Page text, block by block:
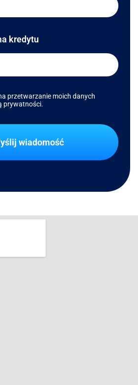
kredytu
przetwarzanie moich danych
prywatności.
wiadomość